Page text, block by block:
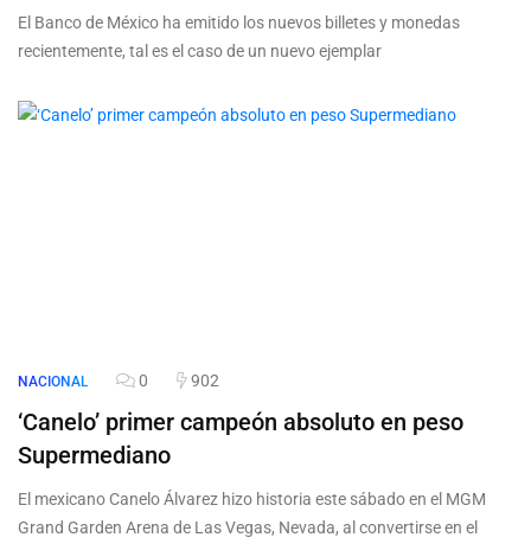
El Banco de México ha emitido los nuevos billetes y monedas
recientemente, tal es el caso de un nuevo ejemplar
NACIONAL 0 902
‘Canelo’ primer campeón absoluto en peso
Supermediano
El mexicano Canelo Álvarez hizo historia este sábado en el MGM
Grand Garden Arena de Las Vegas, Nevada, al convertirse en el